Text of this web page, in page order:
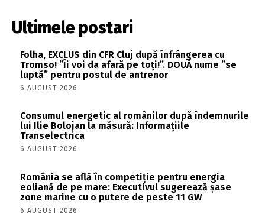
Ultimele postari
Folha, EXCLUS din CFR Cluj după înfrângerea cu
Tromso! ”Îi voi da afară pe toți!”. DOUĂ nume ”se
luptă” pentru postul de antrenor
6 AUGUST 2026
Consumul energetic al românilor după îndemnurile
lui Ilie Bolojan la măsură: Informațiile
Transelectrica
6 AUGUST 2026
România se află în competiție pentru energia
eoliană de pe mare: Executivul sugerează șase
zone marine cu o putere de peste 11 GW
6 AUGUST 2026